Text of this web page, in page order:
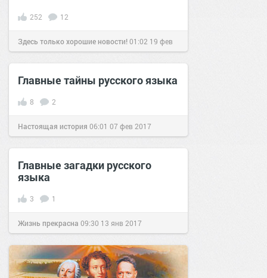
252 12
Здесь только хорошие новости!01:02 19 фев
2019
Главные тайны русского языка
8 2
Настоящая история 06:01 07 фев 2017
Главные загадки русского
языка
3 1
Жизнь прекрасна 09:30 13 янв 2017